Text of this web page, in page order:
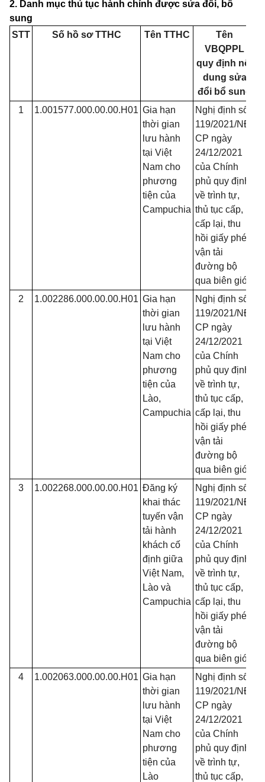
2. Danh mục thủ tục hành chính được sửa đổi, bổ
sung
STT
Số hồ sơ TTHC Tên TTHC
Tên
VBQPPL
quy định nội
dung sửa
đổi bổ sung
1 1.001577.000.00.00.H01 Gia hạn
thời gian
lưu hành
tại Việt
Nam cho
phương
tiện của
Campuchia
Nghị định số
119/2021/NĐ-
CP ngày
24/12/2021
của Chính
phủ quy định
về trình tự,
thủ tục cấp,
cấp lại, thu
hồi giấy phép
vận tải
đường bộ
qua biên giới
2 1.002286.000.00.00.H01 Gia hạn
thời gian
lưu hành
tại Việt
Nam cho
phương
tiện của
Lào,
Campuchia
Nghị định số
119/2021/NĐ-
CP ngày
24/12/2021
của Chính
phủ quy định
về trình tự,
thủ tục cấp,
cấp lại, thu
hồi giấy phép
vận tải
đường bộ
qua biên giới
3 1.002268.000.00.00.H01 Đăng ký
khai thác
tuyến vận
tải hành
khách cố
định giữa
Việt Nam,
Lào và
Campuchia
Nghị định số
119/2021/NĐ-
CP ngày
24/12/2021
của Chính
phủ quy định
về trình tự,
thủ tục cấp,
cấp lại, thu
hồi giấy phép
vận tải
đường bộ
qua biên giới
4 1.002063.000.00.00.H01 Gia hạn
thời gian
lưu hành
tại Việt
Nam cho
phương
tiện của
Lào
Nghị định số
119/2021/NĐ-
CP ngày
24/12/2021
của Chính
phủ quy định
về trình tự,
thủ tục cấp,